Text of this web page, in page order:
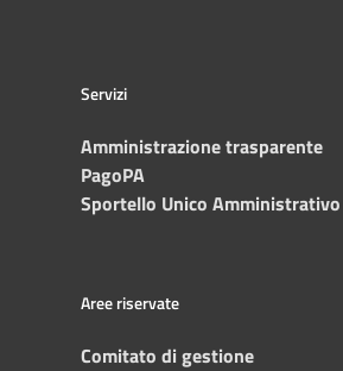
Servizi
Amministrazione trasparente
PagoPA
Sportello Unico Amministrativo
Aree riservate
Comitato di gestione